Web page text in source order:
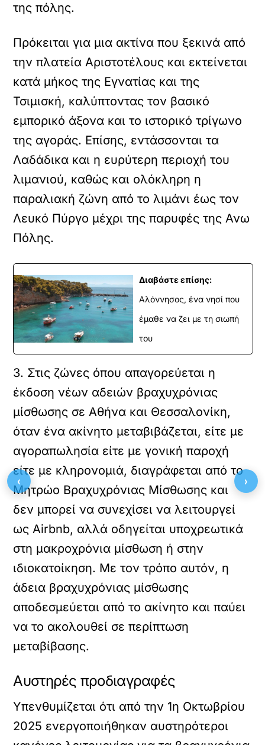
της πόλης.
Πρόκειται για μια ακτίνα που ξεκινά από
την πλατεία Αριστοτέλους και εκτείνεται
κατά μήκος της Εγνατίας και της
Τσιμισκή, καλύπτοντας τον βασικό
εμπορικό άξονα και το ιστορικό τρίγωνο
της αγοράς. Επίσης, εντάσσονται τα
Λαδάδικα και η ευρύτερη περιοχή του
λιμανιού, καθώς και ολόκληρη η
παραλιακή ζώνη από το λιμάνι έως τον
Λευκό Πύργο μέχρι της παρυφές της Ανω
Πόλης.
Διαβάστε επίσης:
Αλόννησος, ένα νησί που
έμαθε να ζει με τη σιωπή
του
3. Στις ζώνες όπου απαγορεύεται η
έκδοση νέων αδειών βραχυχρόνιας
μίσθωσης σε Αθήνα και Θεσσαλονίκη,
όταν ένα ακίνητο μεταβιβάζεται, είτε με
αγοραπωλησία είτε με γονική παροχή
είτε με κληρονομιά, διαγράφεται από το
Μητρώο Βραχυχρόνιας Μίσθωσης και
δεν μπορεί να συνεχίσει να λειτουργεί
ως Airbnb, αλλά οδηγείται υποχρεωτικά
στη μακροχρόνια μίσθωση ή στην
ιδιοκατοίκηση. Με τον τρόπο αυτόν, η
άδεια βραχυχρόνιας μίσθωσης
αποδεσμεύεται από το ακίνητο και παύει
να το ακολουθεί σε περίπτωση
μεταβίβασης.
Αυστηρές προδιαγραφές
Υπενθυμίζεται ότι από την 1η Οκτωβρίου
2025 ενεργοποιήθηκαν αυστηρότεροι
‹ ›